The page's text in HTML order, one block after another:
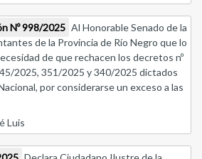
Nº 998/2025 Al Honorable Senado de la
de la Provincia de Río Negro que lo
de que rechacen los decretos nº
2025, 351/2025 y 340/2025 dictados
por considerarse un exceso a las
Luis